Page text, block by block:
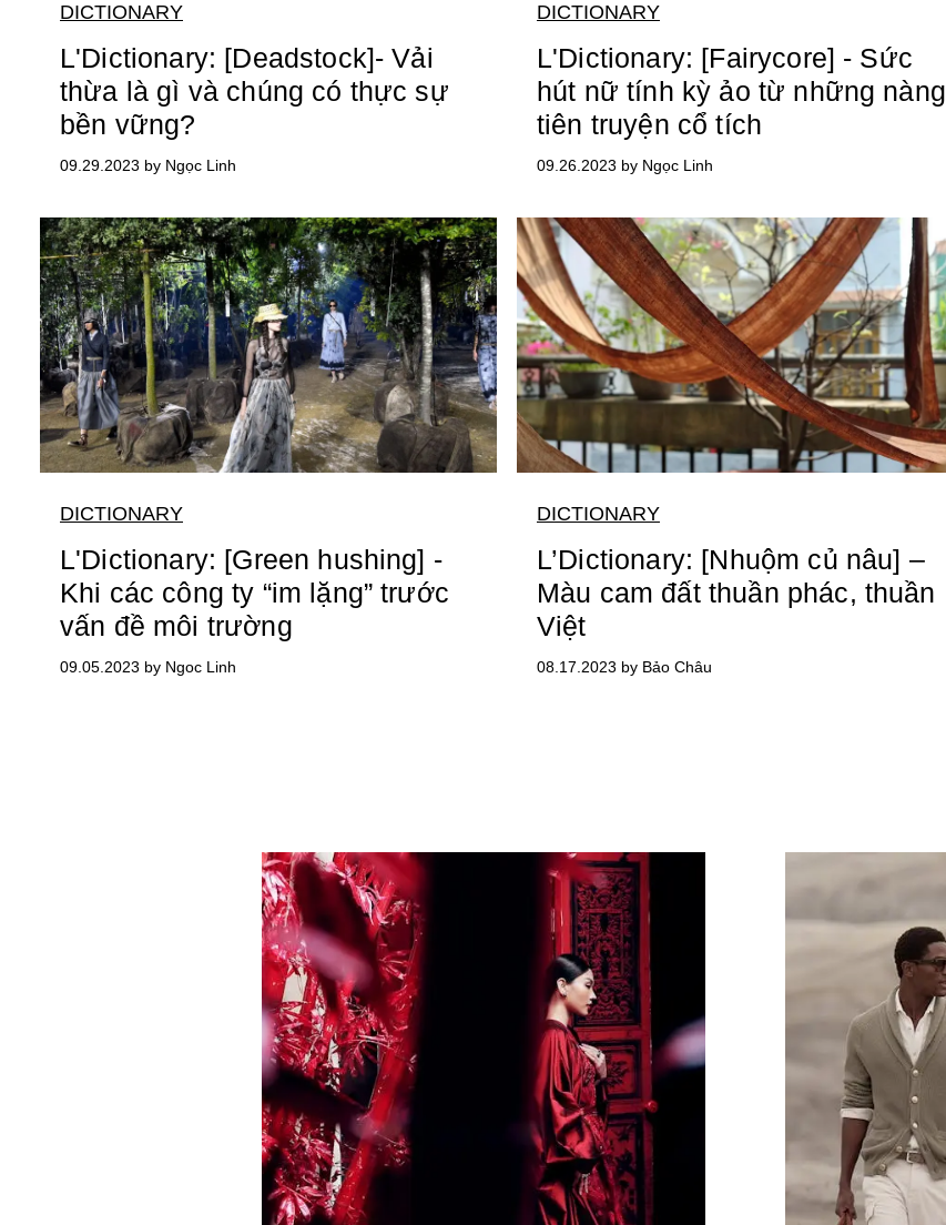
DICTIONARY
L'Dictionary: [Deadstock]- Vải
thừa là gì và chúng có thực sự
bền vững?
09.29.2023 by Ngọc Linh
DICTIONARY
L'Dictionary: [Fairycore] - Sức
hút nữ tính kỳ ảo từ những nàng
tiên truyện cổ tích
09.26.2023 by Ngọc Linh
DICTIONARY
L'Dictionary: [Green hushing] -
Khi các công ty “im lặng” trước
vấn đề môi trường
09.05.2023 by Ngoc Linh
DICTIONARY
L’Dictionary: [Nhuộm củ nâu] –
Màu cam đất thuần phác, thuần
Việt
08.17.2023 by Bảo Châu